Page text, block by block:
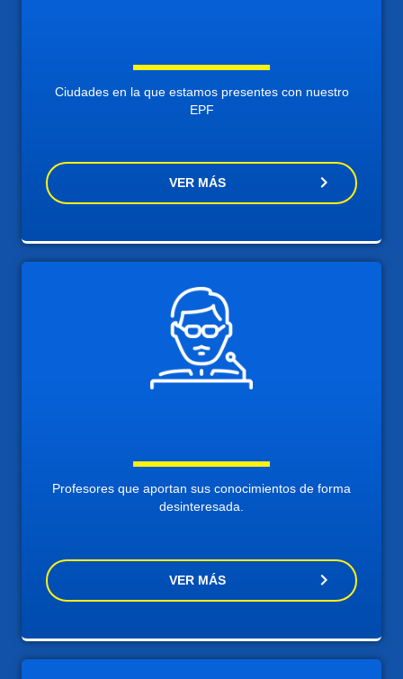
Ciudades en la que estamos presentes con nuestro
EPF
VER MÁS
Profesores que aportan sus conocimientos de forma
desinteresada.
VER MÁS